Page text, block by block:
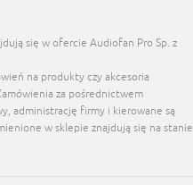
się w ofercie Audiofan Pro Sp. z
na produkty czy akcesoria
za pośrednictwem
administrację firmy i kierowane są
w sklepie znajdują się na stanie